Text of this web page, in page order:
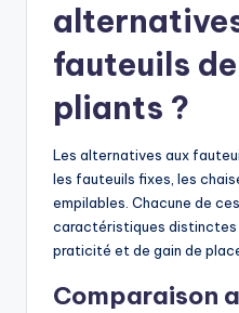
fauteuils
pliants ?
Les alternatives aux
les fauteuils fixes, les
empilables. Chacune de
caractéristiques
praticité et de gain de
Comparaison